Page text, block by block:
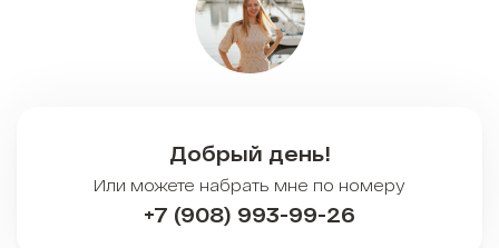
Добрый день!
Или можете набрать мне по номеру
+7 (908) 993-99-26